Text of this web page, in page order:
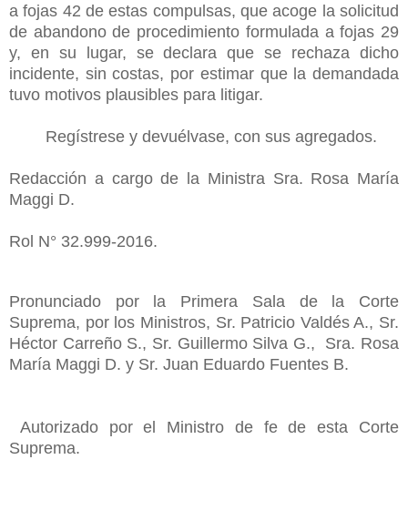
a fojas 42 de estas compulsas, que acoge la solicitud
de abandono de procedimiento formulada a fojas 29
y, en su lugar, se declara que se rechaza dicho
incidente, sin costas, por estimar que la demandada
tuvo motivos plausibles para litigar.
Regístrese y devuélvase, con sus agregados.
Redacción a cargo de la Ministra Sra. Rosa María
Maggi D.
Rol N° 32.999-2016.
Pronunciado por la Primera Sala de la Corte
Suprema, por los Ministros, Sr. Patricio Valdés A., Sr.
Héctor Carreño S., Sr. Guillermo Silva G., Sra. Rosa
María Maggi D. y Sr. Juan Eduardo Fuentes B.
Autorizado por el Ministro de fe de esta Corte
Suprema.